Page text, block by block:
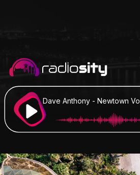
Dave Anthony - Newtown